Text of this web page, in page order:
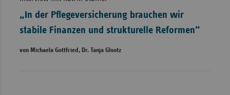
„In der Pflegeversicherung brauchen wir
stabile Finanzen und strukturelle Reformen“
von Michaela Gottfried, Dr. Tanja Glootz